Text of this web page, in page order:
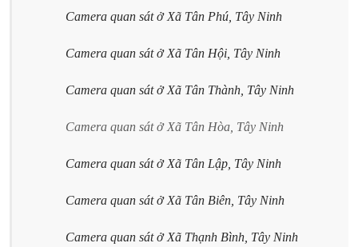
Camera quan sát ở Xã Tân Phú, Tây Ninh
Camera quan sát ở Xã Tân Hội, Tây Ninh
Camera quan sát ở Xã Tân Thành, Tây Ninh
Camera quan sát ở Xã Tân Hòa, Tây Ninh
Camera quan sát ở Xã Tân Lập, Tây Ninh
Camera quan sát ở Xã Tân Biên, Tây Ninh
Camera quan sát ở Xã Thạnh Bình, Tây Ninh